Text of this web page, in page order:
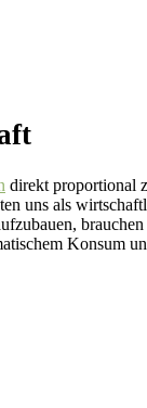
direkt proportional
uns als
Konsum